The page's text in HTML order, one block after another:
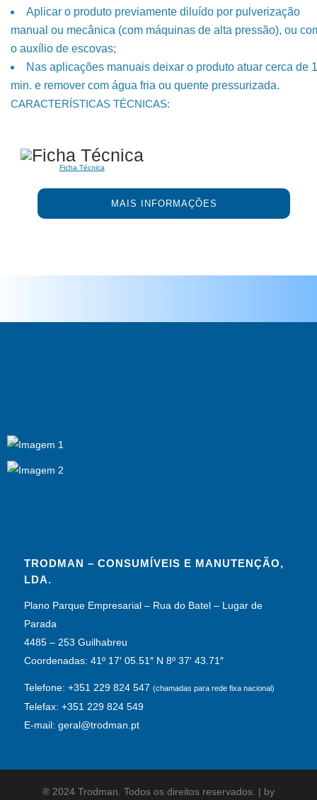
Aplicar o produto previamente diluído por pulverização
manual ou mecânica (com máquinas de alta pressão), ou
o auxílio de escovas;
Nas aplicações manuais deixar o produto atuar cerca de
min. e remover com água fria ou quente pressurizada.
CARACTERÍSTICAS TÉCNICAS:
Ficha Técnica
MAIS INFORMAÇÕES
TRODMAN – CONSUMÍVEIS E MANUTENÇÃO,
LDA.
Plano Parque Empresarial – Rua do Batel – Lugar de
Parada
4485 – 253 Guilhabreu
Coordenadas: 41º 17′ 05.51″ N 8º 37′ 43.71″
Telefone: +351 229 824 547(chamadas para rede fixa nacional)
Telefax: +351 229 824 549
E-mail: geral@trodman.pt
® 2024 Trodman. Todos os direitos reservados. | by